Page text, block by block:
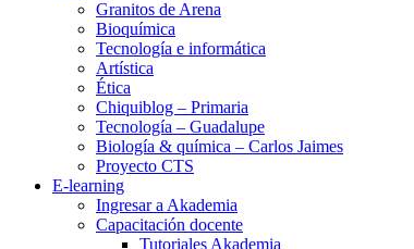
Granitos de Arena
Bioquímica
Tecnología e informática
Artística
Ética
Chiquiblog – Primaria
Tecnología – Guadalupe
Biología & química – Carlos Jaimes
Proyecto CTS
E-learning
Ingresar a Akademia
Capacitación docente
Tutoriales Akademia